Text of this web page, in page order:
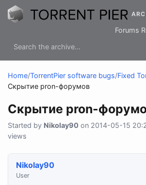
Forums
Home/TorrentPier software bugs/Fixed
Скрытие pron-форумов
Скрытие pron-
Started by Nikolay90 on 2014-05-15
views
Nikolay90
User